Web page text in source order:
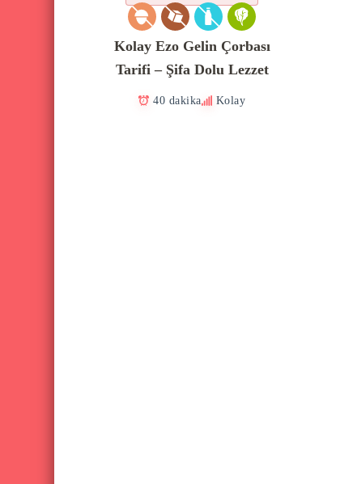
Kolay Ezo Gelin Çorbası
Tarifi – Şifa Dolu Lezzet
40 dakika Kolay